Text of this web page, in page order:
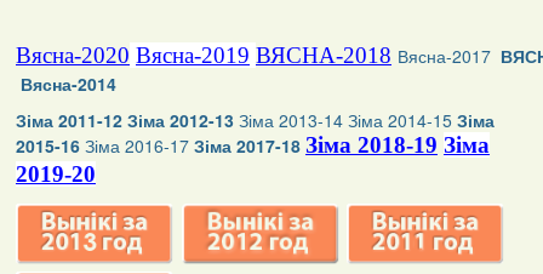
Вясна-2020 Вясна-2019 ВЯСНА-2018 Вясна-2017
Вясна-2014
Зіма 2011-12 Зіма 2012-13 Зіма 2013-14 Зіма 2014-15 Зіма
2015-16 Зіма 2016-17 Зіма 2017-18 Зіма 2018-19 Зіма
2019-20